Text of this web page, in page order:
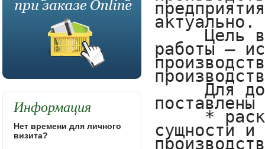
Информация
Нет времени для личного
визита?